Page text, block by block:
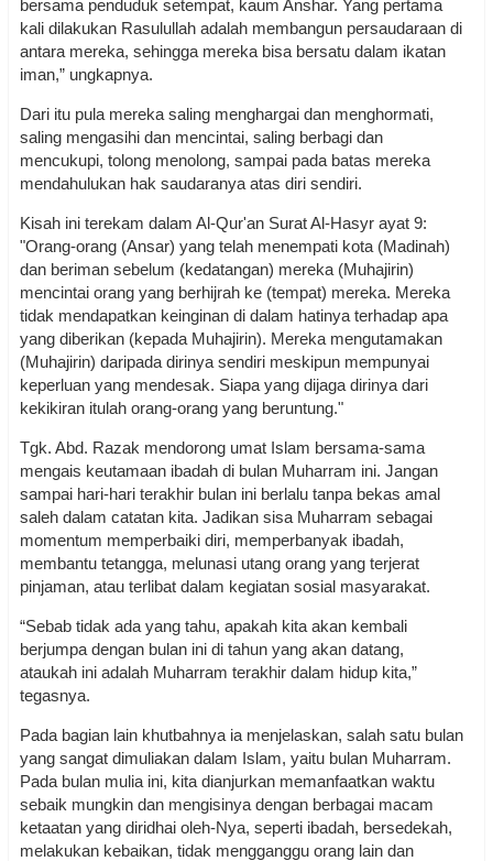
bersama penduduk setempat, kaum Anshar. Yang pertama
kali dilakukan Rasulullah adalah membangun persaudaraan di
antara mereka, sehingga mereka bisa bersatu dalam ikatan
iman,” ungkapnya.
Dari itu pula mereka saling menghargai dan menghormati,
saling mengasihi dan mencintai, saling berbagi dan
mencukupi, tolong menolong, sampai pada batas mereka
mendahulukan hak saudaranya atas diri sendiri.
Kisah ini terekam dalam Al-Qur'an Surat Al-Hasyr ayat 9:
"Orang-orang (Ansar) yang telah menempati kota (Madinah)
dan beriman sebelum (kedatangan) mereka (Muhajirin)
mencintai orang yang berhijrah ke (tempat) mereka. Mereka
tidak mendapatkan keinginan di dalam hatinya terhadap apa
yang diberikan (kepada Muhajirin). Mereka mengutamakan
(Muhajirin) daripada dirinya sendiri meskipun mempunyai
keperluan yang mendesak. Siapa yang dijaga dirinya dari
kekikiran itulah orang-orang yang beruntung."
Tgk. Abd. Razak mendorong umat Islam bersama-sama
mengais keutamaan ibadah di bulan Muharram ini. Jangan
sampai hari-hari terakhir bulan ini berlalu tanpa bekas amal
saleh dalam catatan kita. Jadikan sisa Muharram sebagai
momentum memperbaiki diri, memperbanyak ibadah,
membantu tetangga, melunasi utang orang yang terjerat
pinjaman, atau terlibat dalam kegiatan sosial masyarakat.
“Sebab tidak ada yang tahu, apakah kita akan kembali
berjumpa dengan bulan ini di tahun yang akan datang,
ataukah ini adalah Muharram terakhir dalam hidup kita,”
tegasnya.
Pada bagian lain khutbahnya ia menjelaskan, salah satu bulan
yang sangat dimuliakan dalam Islam, yaitu bulan Muharram.
Pada bulan mulia ini, kita dianjurkan memanfaatkan waktu
sebaik mungkin dan mengisinya dengan berbagai macam
ketaatan yang diridhai oleh-Nya, seperti ibadah, bersedekah,
melakukan kebaikan, tidak mengganggu orang lain dan